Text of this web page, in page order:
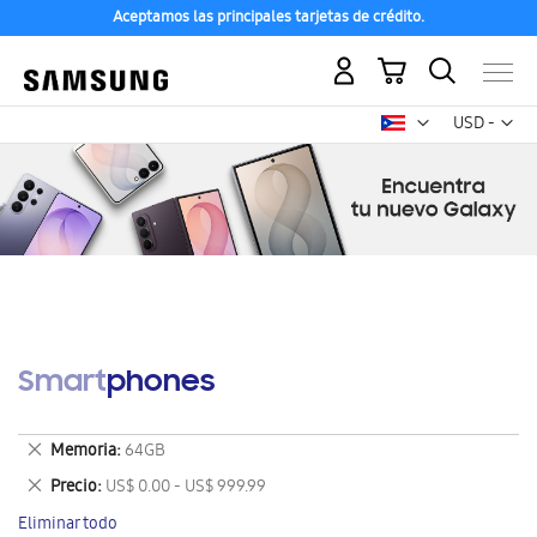
Aceptamos las principales tarjetas de crédito.
USD -
dólar
Mi carrito
Smartphones
Memoria 64GB
Eliminar
este
artículo
Precio US$ 0.00 - US$ 999.99
Eliminar
este
Eliminar todo